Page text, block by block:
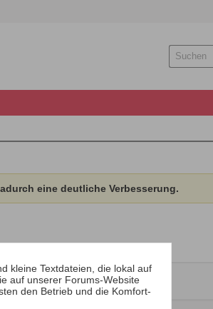
eine deutliche Verbesserung.
kleine Textdateien, die lokal auf
auf unserer Forums-Website
den Betrieb und die Komfort-